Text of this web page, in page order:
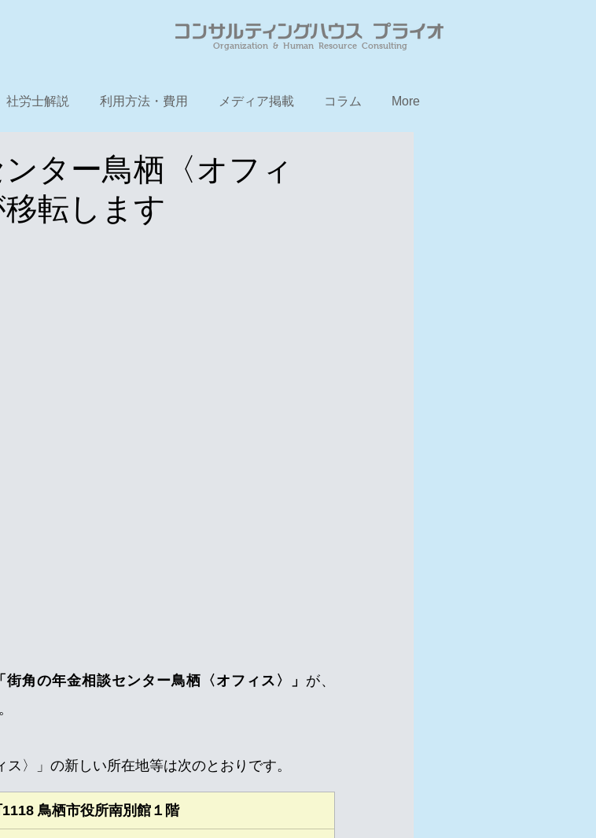
Organization & Human Resource Consulting
社労士解説 利用方法・費用 メディア掲載 コラム More
ター鳥栖〈オフィ
転します
「街角の年金相談センター鳥栖〈オフィス〉」 が、
〉」の新しい所在地等は次のとおりです。
鳥栖市役所南別館１階